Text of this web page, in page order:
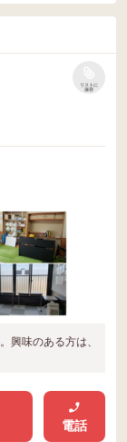
リストに
保存
興味のある方は、
電話